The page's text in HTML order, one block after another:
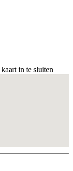
in te sluiten